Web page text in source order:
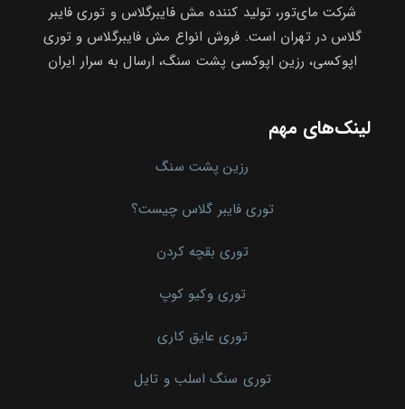
شرکت مای‌تور، تولید کننده مش فایبرگلاس و توری فایبر
گلاس در تهران است. فروش انواع مش فایبرگلاس و توری
اپوکسی، رزین اپوکسی پشت سنگ، ارسال به سرار ایران
لینک‌های مهم
رزین پشت سنگ
توری فایبر گلاس چیست؟
توری بقچه کردن
توری وکیو کوپ
توری عایق کاری
توری سنگ اسلب و تایل